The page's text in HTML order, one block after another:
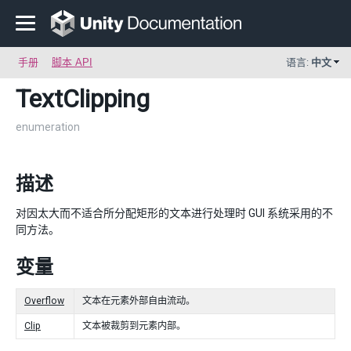
手册 脚本 API 语言: 中文
TextClipping
enumeration
描述
对因太大而不适合所分配矩形的文本进行处理时 GUI 系统采用的不
同方法。
变量
Overflow 文本在元素外部自由流动。
Clip 文本被裁剪到元素内部。